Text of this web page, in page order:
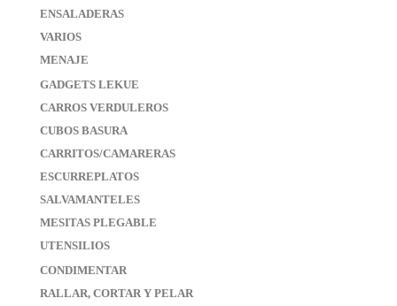
ENSALADERAS
VARIOS
MENAJE
GADGETS LEKUE
CARROS VERDULEROS
CUBOS BASURA
CARRITOS/CAMARERAS
ESCURREPLATOS
SALVAMANTELES
MESITAS PLEGABLE
UTENSILIOS
CONDIMENTAR
RALLAR, CORTAR Y PELAR